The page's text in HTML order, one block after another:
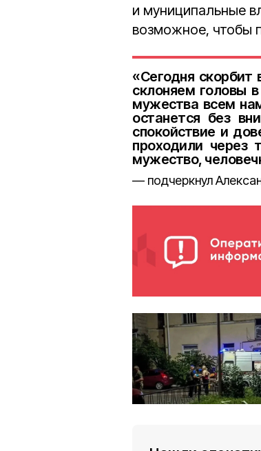
и муниципальные
возможное, чтобы
«Сегодня
склоняем головы
мужества всем
останется без
спокойствие и
проходили через
мужество,
подчеркнул